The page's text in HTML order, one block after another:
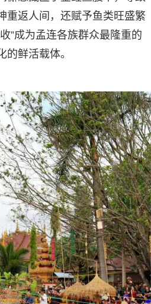
重返人间，还赋予鱼类旺盛繁
”成为孟连各族群众最隆重的
鲜活载体。